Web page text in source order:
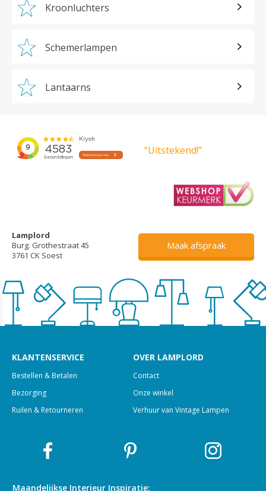
Kroonluchters
Schemerlampen
Lantaarns
“Uitstekend!”
Lamplord
Burg. Grothestraat 45
3761 CK Soest
Maak afspraak
KLANTENSERVICE
Bestellen & Betalen
Bezorging
Ruilen & Retourneren
OVER LAMPLORD
Contact
Onze winkel
Verhuur van Vintage Lampen
Maandelijkse Interieur Inspiratie: